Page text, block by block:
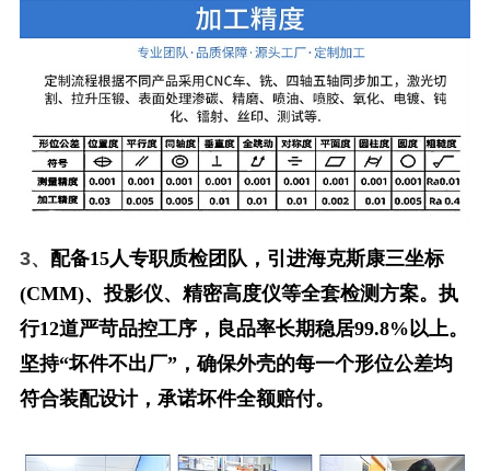
3、 配备15人专职质检团队，引进海克斯康三坐标
(CMM)、投影仪、精密高度仪等全套检测方案。执
行12道严苛品控工序，良品率长期稳居99.8%以上。
坚持“坏件不出厂”，确保外壳的每一个形位公差均
符合装配设计，承诺坏件全额赔付。